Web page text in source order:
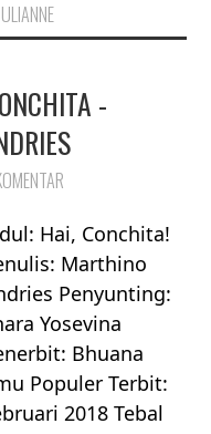
ULIANNE
-
Hai, Conchita!
Marthino
Penyunting:
Yosevina
Bhuana
Populer Terbit:
2018 Tebal